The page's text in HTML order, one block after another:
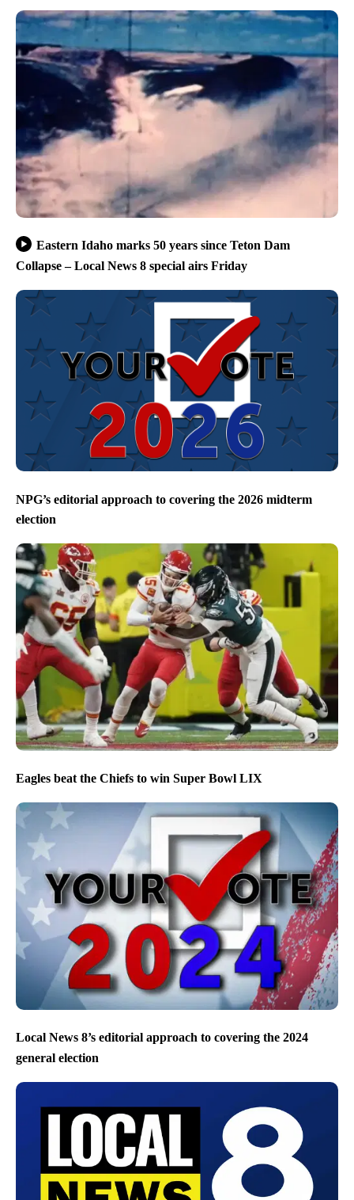
Eastern Idaho marks 50 years since Teton Dam
Collapse – Local News 8 special airs Friday
NPG’s editorial approach to covering the 2026 midterm
election
Eagles beat the Chiefs to win Super Bowl LIX
Local News 8’s editorial approach to covering the 2024
general election